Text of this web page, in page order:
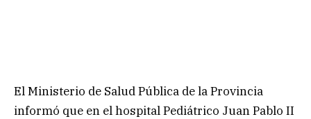
El Ministerio de Salud Pública de la Provincia
informó que en el hospital Pediátrico Juan Pablo II